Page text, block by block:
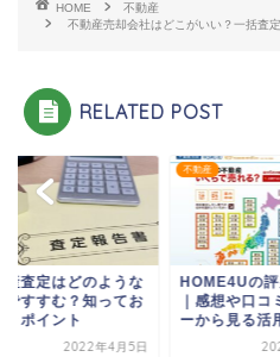
HOME
不動産
不動産売却会社はどこがいい？一括査
RELATED POST
産査定はどのような
ですすむ？知ってお
きポイント
2022年4月5日
不動産
HOME4Uの
｜感想や口コ
ーから見る活